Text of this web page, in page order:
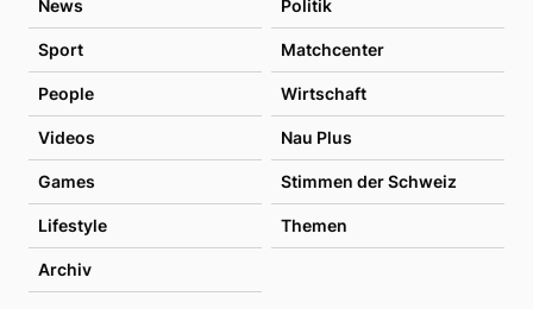
News Politik
Sport Matchcenter
People Wirtschaft
Videos Nau Plus
Games Stimmen der Schweiz
Lifestyle Themen
Archiv